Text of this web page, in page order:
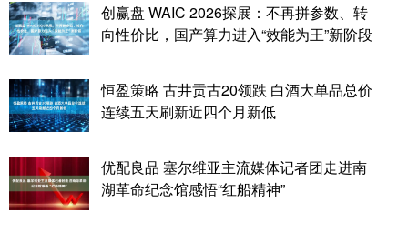
创赢盘 WAIC 2026探展：不再拼参数、转
向性价比，国产算力进入“效能为王”新阶段
恒盈策略 古井贡古20领跌 白酒大单品总价
连续五天刷新近四个月新低
优配良品 塞尔维亚主流媒体记者团走进南
湖革命纪念馆感悟“红船精神”